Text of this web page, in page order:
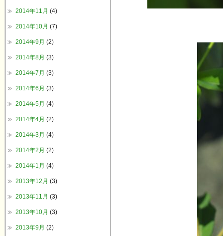
2014年11月 (4)
2014年10月 (7)
2014年9月 (2)
2014年8月 (3)
2014年7月 (3)
2014年6月 (3)
2014年5月 (4)
2014年4月 (2)
2014年3月 (4)
2014年2月 (2)
2014年1月 (4)
2013年12月 (3)
2013年11月 (3)
2013年10月 (3)
2013年9月 (2)